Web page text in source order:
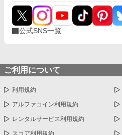
公式SNS一覧
ご利用について
利用規約
アルファコイン利用規約
レンタルサービス利用規約
スコア利用規約